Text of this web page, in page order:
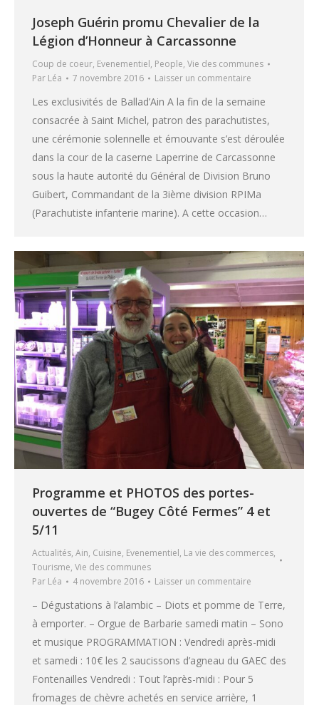
Joseph Guérin promu Chevalier de la
Légion d’Honneur à Carcassonne
Coup de coeur, Evenementiel, People, Vie des communes
Par Léa 7 novembre 2016 Laisser un commentaire
Les exclusivités de Ballad’Ain A la fin de la semaine
consacrée à Saint Michel, patron des parachutistes,
une cérémonie solennelle et émouvante s’est déroulée
dans la cour de la caserne Laperrine de Carcassonne
sous la haute autorité du Général de Division Bruno
Guibert, Commandant de la 3ième division RPIMa
(Parachutiste infanterie marine). A cette occasion…
Programme et PHOTOS des portes-
ouvertes de “Bugey Côté Fermes” 4 et
5/11
Actualités, Ain, Cuisine, Evenementiel, La vie des commerces,
Tourisme, Vie des communes
Par Léa 4 novembre 2016 Laisser un commentaire
– Dégustations à l’alambic – Diots et pomme de Terre,
à emporter. – Orgue de Barbarie samedi matin – Sono
et musique PROGRAMMATION : Vendredi après-midi
et samedi : 10€ les 2 saucissons d’agneau du GAEC des
Fontenailles Vendredi : Tout l’après-midi : Pour 5
fromages de chèvre achetés en service arrière, 1